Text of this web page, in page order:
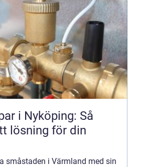
i Nyköping: Så
lösning för din
småstaden i Värmland med sin